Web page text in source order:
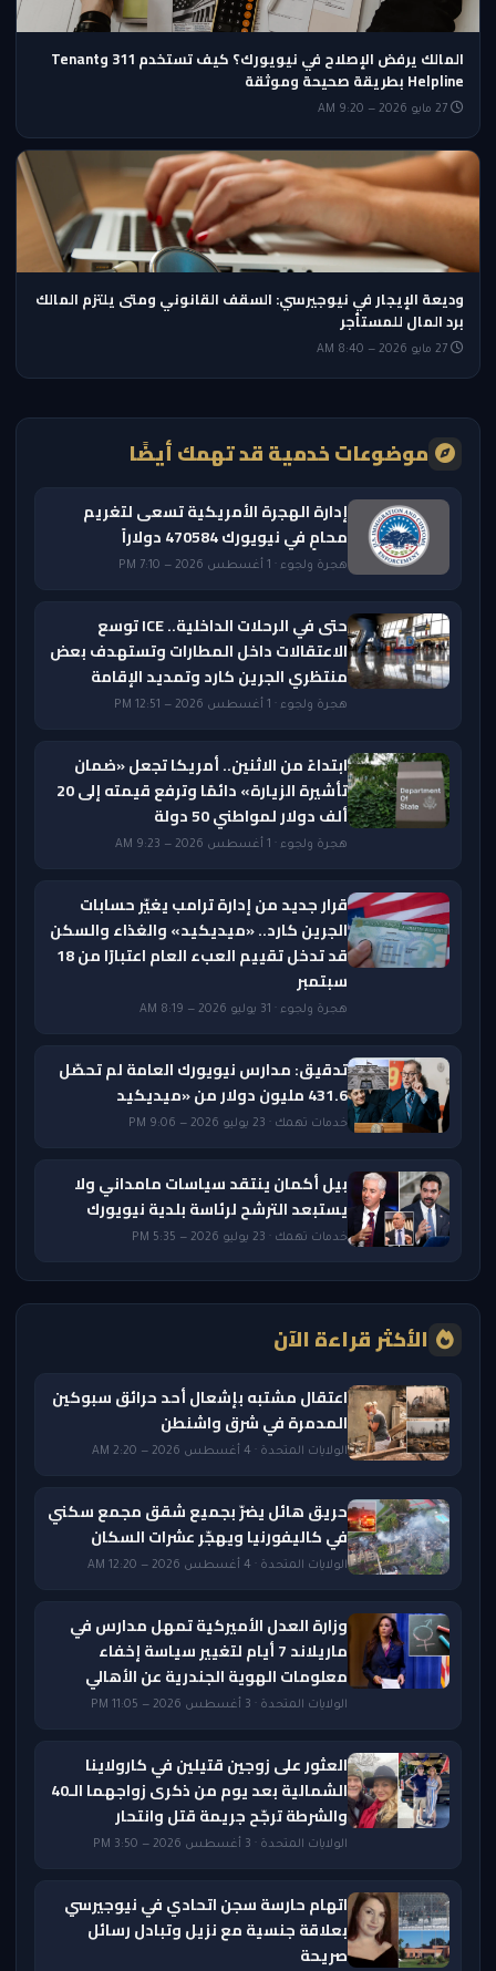
المالك يرفض الإصلاح في نيويورك؟ كيف تستخدم 311 وTenant
Helpline بطريقة صحيحة وموثقة
وديعة الإيجار في نيوجيرسي: السقف القانوني ومتى يلتزم المالك
برد المال للمستأجر
موضوعات خدمية قد تهمك أيضًا
إدارة الهجرة الأمريكية تسعى لتغريم
محامٍ في نيويورك 470584 دولاراً
هجرة ولجوء · 1 أغسطس 2026 — 7:10 PM
حتى في الرحلات الداخلية.. ICE توسع
الاعتقالات داخل المطارات وتستهدف بعض
منتظري الجرين كارد وتمديد الإقامة
هجرة ولجوء · 1 أغسطس 2026 — 12:51 PM
ابتداءً من الاثنين.. أمريكا تجعل «ضمان
تأشيرة الزيارة» دائمًا وترفع قيمته إلى 20
ألف دولار لمواطني 50 دولة
هجرة ولجوء · 1 أغسطس 2026 — 9:23 AM
قرار جديد من إدارة ترامب يغيّر حسابات
الجرين كارد.. «ميديكيد» والغذاء والسكن
قد تدخل تقييم العبء العام اعتبارًا من 18
سبتمبر
هجرة ولجوء · 31 يوليو 2026 — 8:19 AM
تدقيق: مدارس نيويورك العامة لم تحصّل
431.6 مليون دولار من «ميديكيد
خدمات تهمك · 23 يوليو 2026 — 9:06 PM
بيل أكمان ينتقد سياسات مامداني ولا
يستبعد الترشح لرئاسة بلدية نيويورك
خدمات تهمك · 23 يوليو 2026 — 5:35 PM
الأكثر قراءة الآن
اعتقال مشتبه بإشعال أحد حرائق سبوكين
المدمرة في شرق واشنطن
الولايات المتحدة · 4 أغسطس 2026 — 2:20 AM
حريق هائل يضرّ بجميع شقق مجمع سكني
في كاليفورنيا ويهجّر عشرات السكان
الولايات المتحدة · 4 أغسطس 2026 — 12:20 AM
وزارة العدل الأميركية تمهل مدارس في
ماريلاند 7 أيام لتغيير سياسة إخفاء
معلومات الهوية الجندرية عن الأهالي
الولايات المتحدة · 3 أغسطس 2026 — 11:05 PM
العثور على زوجين قتيلين في كارولاينا
الشمالية بعد يوم من ذكرى زواجهما الـ40
والشرطة ترجّح جريمة قتل وانتحار
الولايات المتحدة · 3 أغسطس 2026 — 3:50 PM
اتهام حارسة سجن اتحادي في نيوجيرسي
بعلاقة جنسية مع نزيل وتبادل رسائل
صريحة